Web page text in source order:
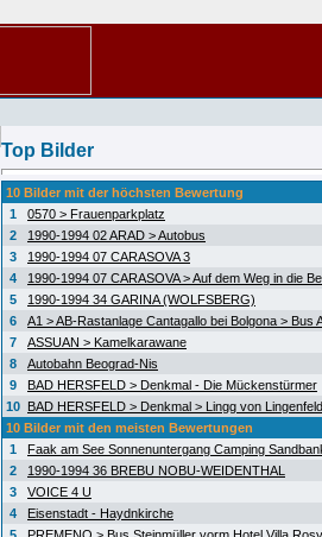
Top Bilder
10 Bilder mit der höchsten Bewertung
1
0570 > Frauenparkplatz
2
1990-1994 02 ARAD > Autobus
3
1990-1994 07 CARASOVA 3
4
1990-1994 07 CARASOVA > Auf dem Weg in die
5
1990-1994 34 GARINA (WOLFSBERG)
6
A1 > AB-Rastanlage Cantagallo bei Bolgona > Bus
7
ASSUAN > Kamelkarawane
8
Autobahn Beograd-Nis
9
BAD HERSFELD > Denkmal - Die Mückenstürmer
10 BAD HERSFELD > Denkmal > Lingg von Lingenfeld
10 Bilder mit den meisten Bewertungen
1
Faak am See Sonnenuntergang Camping
2
1990-1994 36 BREBU NOBU-WEIDENTHAL
3
VOICE 4 U
4
Eisenstadt - Haydnkirche